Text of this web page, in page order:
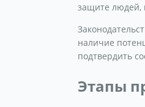
защите людей,
наличие
подтвердить
Этапы